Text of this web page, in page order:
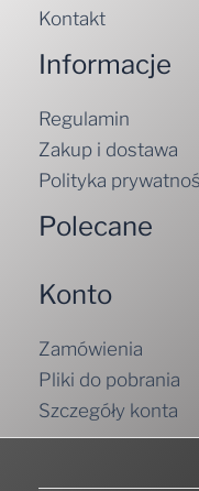
Kontakt
Informacje
Regulamin
Zakup i dostawa
Polityka
Polecane
Konto
Zamówienia
Pliki do pobrania
Szczegóły konta